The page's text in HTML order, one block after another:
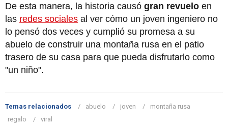
De esta manera, la historia causó gran revuelo en
las redes sociales al ver cómo un joven ingeniero no
lo pensó dos veces y cumplió su promesa a su
abuelo de construir una montaña rusa en el patio
trasero de su casa para que pueda disfrutarlo como
"un niño".
Temas relacionados abuelo joven
montaña rusa
regalo
viral